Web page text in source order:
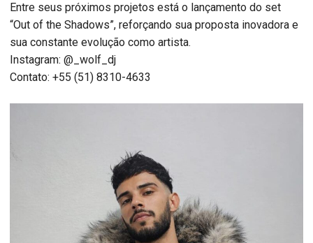
Entre seus próximos projetos está o lançamento do set
“Out of the Shadows”, reforçando sua proposta inovadora e
sua constante evolução como artista.
Instagram: @_wolf_dj
Contato: +55 (51) 8310-4633